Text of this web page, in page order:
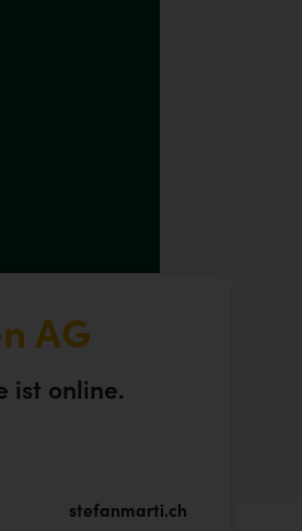
AG
ist online.
stefanmarti.ch